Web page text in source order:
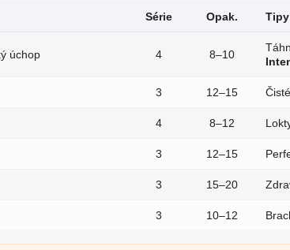
Série Opak.
úchop 4 8–10
3 12–15
4 8–12
3 12–15
3 15–20
3 10–12